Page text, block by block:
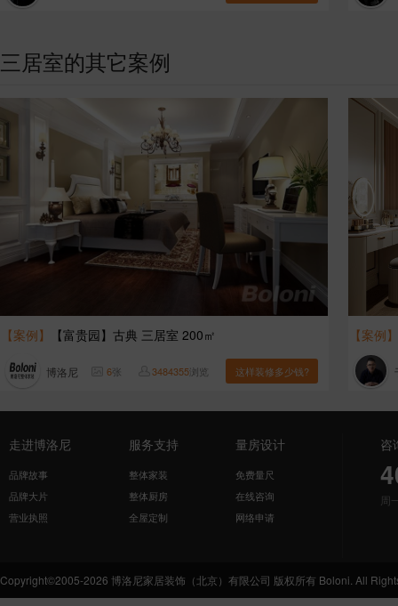
三居室的其它案例
【案例】 【富贵园】古典 三居室 200㎡
博洛尼 6张 3484355浏览 这样装修多少钱?
【案例】
走进博洛尼
品牌故事
品牌大片
营业执照
服务支持
整体家装
整体厨房
全屋定制
量房设计
免费量尺
在线咨询
网络申请
咨
周
Copyright©2005-2026 博洛尼家居装饰（北京）有限公司 版权所有 Boloni. All